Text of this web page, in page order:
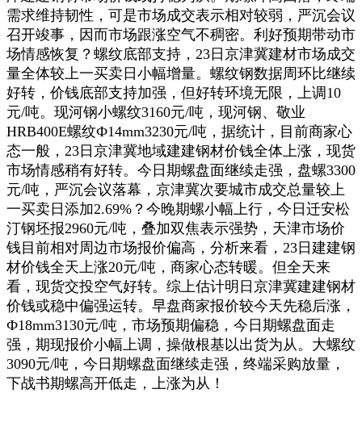
需求维持韧性，可是市场成交表示相对较弱，严沉会议
召开竣事，因而市场跟涨空气不稠密。利好预期带动市
场情感恢复？螺纹底部支持，23日京津冀建材市场成交
量全体较上一买卖日小幅增量。螺纹钢数据周环比继续
好转，价钱底部支持加强，但好转环境无限，上调10
元/吨。现河钢小螺纹3160元/吨，现河钢、敬业
HRB400E螺纹Ф14mm3230元/吨，据统计，目前商家心
态一般，23日京津冀地域建建钢材价钱全体上涨，现货
市场情感稍有好转。今日期螺盘面继续走强，盘螺3300
元/吨，严沉会议落幕，京津冀次要城市成交总量较上
一买卖日添加2.69%？今晚期螺小幅上行，今日迁安松
汀钢坯报2960元/吨，叠加双焦表示强势，天津市场价
钱目前相对周边市场报价偏高，分析来看，23日建建钢
材价钱全天上涨20元/吨，商家心态转暖。但全天来
看，现货交投空气好转。综上估计明日京津冀建建钢材
价钱或稳中偏强运转。早盘商家报价较今天先稳后涨，
Ф18mm3130元/吨，市场预期偏稳，今日期螺盘面走
强，期现报价小幅上调，操做根基以出货为从。大螺纹
3090元/吨，今日期螺盘面继续走强，终端采购放量，
下战书期螺高开低走，上涨为从！